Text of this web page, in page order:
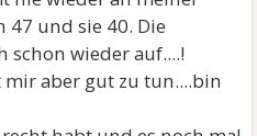
47 und sie 40. Die
schon wieder auf....!
aber gut zu tun....bin